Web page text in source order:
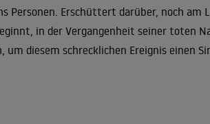
Personen. Erschüttert darüber, noch am
in der Vergangenheit seiner toten
diesem schrecklichen Ereignis einen